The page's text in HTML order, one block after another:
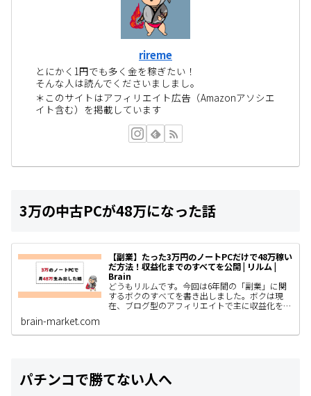
rireme
とにかく1円でも多く金を稼ぎたい！
そんな人は読んでくださいましまし。
＊このサイトはアフィリエイト広告（Amazonアソシエ
イト含む）を掲載しています
3万の中古PCが48万になった話
【副業】たった3万円のノートPCだけで48万稼い
だ方法！収益化までのすべてを公開 | リルム |
Brain
どうもリルムです。今回は6年間の「副業」に関
するボクのすべてを書き出しました。ボクは現
在、ブログ型のアフィリエイトで主に収益化をし
brain-market.com
パチンコで勝てない人へ